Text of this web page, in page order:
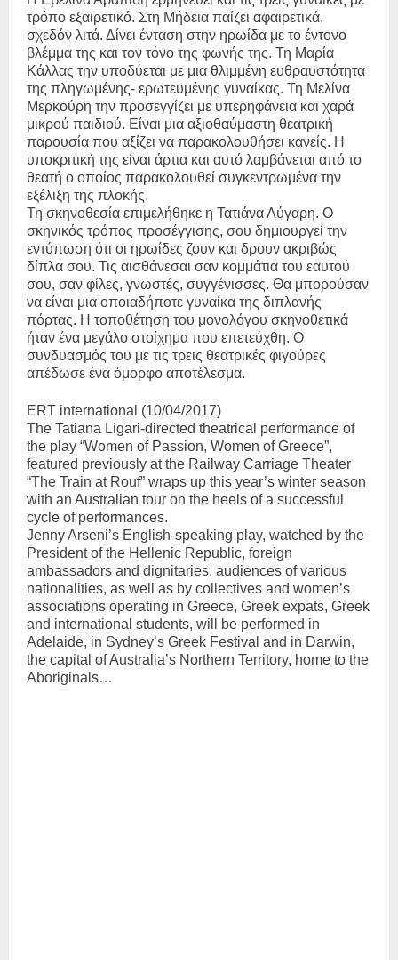
τρόπο εξαιρετικό. Στη Μήδεια παίζει αφαιρετικά,
σχεδόν λιτά. Δίνει ένταση στην ηρωίδα με το έντονο
βλέμμα της και τον τόνο της φωνής της. Τη Μαρία
Κάλλας την υποδύεται με μια θλιμμένη ευθραυστότητα
της πληγωμένης- ερωτευμένης γυναίκας. Τη Μελίνα
Μερκούρη την προσεγγίζει με υπερηφάνεια και χαρά
μικρού παιδιού. Είναι μια αξιοθαύμαστη θεατρική
παρουσία που αξίζει να παρακολουθήσει κανείς. Η
υποκριτική της είναι άρτια και αυτό λαμβάνεται από το
θεατή ο οποίος παρακολουθεί συγκεντρωμένα την
εξέλιξη της πλοκής.
Τη σκηνοθεσία επιμελήθηκε η Τατιάνα Λύγαρη. Ο
σκηνικός τρόπος προσέγγισης, σου δημιουργεί την
εντύπωση ότι οι ηρωίδες ζουν και δρουν ακριβώς
δίπλα σου. Τις αισθάνεσαι σαν κομμάτια του εαυτού
σου, σαν φίλες, γνωστές, συγγένισσες. Θα μπορούσαν
να είναι μια οποιαδήποτε γυναίκα της διπλανής
πόρτας. Η τοποθέτηση του μονολόγου σκηνοθετικά
ήταν ένα μεγάλο στοίχημα που επετεύχθη. Ο
συνδυασμός του με τις τρεις θεατρικές φιγούρες
απέδωσε ένα όμορφο αποτέλεσμα.
ERT international (10/04/2017)
The Tatiana Ligari-directed theatrical performance of
the play “Women of Passion, Women of Greece”,
featured previously at the Railway Carriage Theater
“The Train at Rouf” wraps up this year’s winter season
with an Australian tour on the heels of a successful
cycle of performances.
Jenny Arseni’s English-speaking play, watched by the
President of the Hellenic Republic, foreign
ambassadors and dignitaries, audiences of various
nationalities, as well as by collectives and women’s
associations operating in Greece, Greek expats, Greek
and international students, will be performed in
Adelaide, in Sydney’s Greek Festival and in Darwin,
the capital of Australia’s Northern Territory, home to the
Aboriginals…